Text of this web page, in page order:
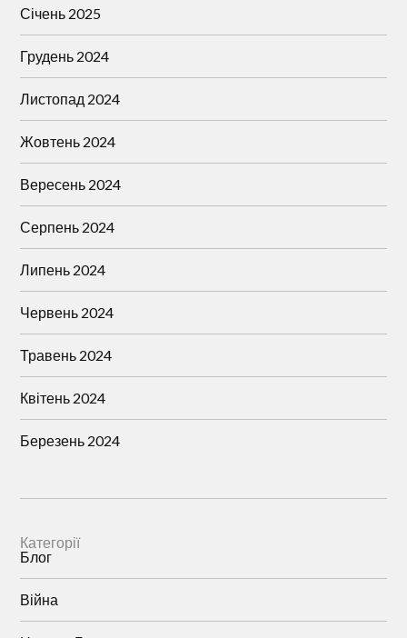
Січень 2025
Грудень 2024
Листопад 2024
Жовтень 2024
Вересень 2024
Серпень 2024
Липень 2024
Червень 2024
Травень 2024
Квітень 2024
Березень 2024
Категорії
Блог
Війна